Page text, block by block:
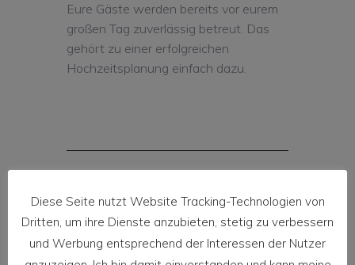
Eure Gäste werden bereits vor eurem
großen Tag zuverlässig betreut. Das
gehört zu einer erfolgreichen
Hochzeitsplanung einfach dazu.
DIE FULL-SERVICE
PLANUNG
Diese Seite nutzt Website Tracking-Technologien von
Dritten, um ihre Dienste anzubieten, stetig zu verbessern
und Werbung entsprechend der Interessen der Nutzer